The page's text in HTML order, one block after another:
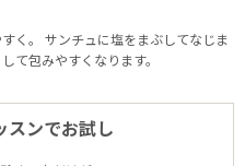
く。 サンチュに塩をまぶしてなじま
て包みやすくなります。
スンでお試し